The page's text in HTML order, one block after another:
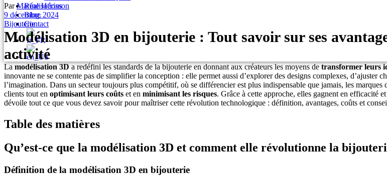
Réalisations
Blog.
Contact
Par Marine Hérisson
9 décembre 2024
Bijouterie
Modélisation 3D en bijouterie : Tout savoir sur ses
activité
Lamodélisation 3Da redéfini les standards de la bijouterie en donnant aux créateurs les moyens detransformer leurs
innovante ne se contente pas de simplifier la conception : elle permet aussi d’explorer des designs complexes, d’ajuster
l’imagination. Dans un secteur toujours plus compétitif, où se différencier est plus indispensable que jamais, les
clients tout en optimisant leurs coûts et en minimisant les risques. Grâce à cette approche, elles gagnent en efficacité
dévoile tout ce que vous devez savoir pour maîtriser cette révolution technologique : définition, avantages, coûts et
Table des matières
Qu’est-ce que la modélisation 3D et comment elle révolutionne la
Définition de la modélisation 3D en bijouterie